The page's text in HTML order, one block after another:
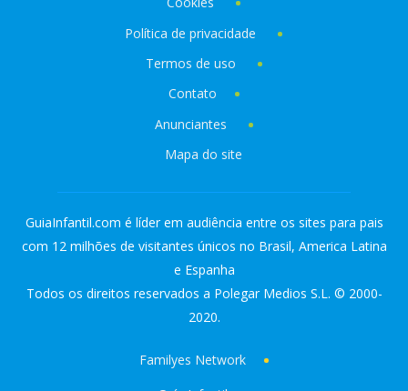
Política de privacidade
Termos de uso
Contato
Anunciantes
Mapa do site
GuiaInfantil.com é líder em audiência entre os sites para pais
com 12 milhões de visitantes únicos no Brasil, America Latina
e Espanha
Todos os direitos reservados a Polegar Medios S.L. © 2000-
2020.
Familyes Network